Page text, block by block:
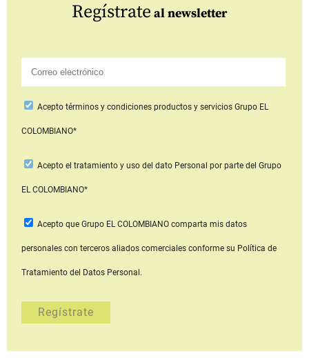
Regístrate al newsletter
Aceptotérminos y condiciones productos y serviciosGrupo EL
COLOMBIANO*
Acepto el tratamiento y uso del dato Personal por parte del Grupo
EL COLOMBIANO*
Acepto que Grupo EL COLOMBIANOcomparta mis datos
personales con terceros aliados comerciales conforme su Política de
Tratamiento del Datos Personal.